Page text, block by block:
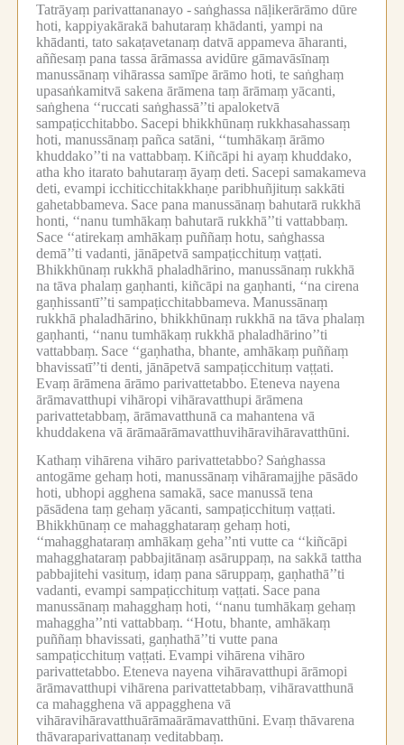
Tatrāyaṃ parivattananayo -saṅghassa nāḷikerārāmo dūre
hoti, kappiyakārakā bahutaraṃ khādanti, yampi na
khādanti, tato sakaṭavetanaṃ datvā appameva āharanti,
aññesaṃ pana tassa ārāmassa avidūre gāmavāsīnaṃ
manussānaṃ vihārassa samīpe ārāmo hoti, te saṅghaṃ
upasaṅkamitvā sakena ārāmena taṃ ārāmaṃ yācanti,
saṅghena ‘‘ruccati saṅghassā’’ti apaloketvā
sampaṭicchitabbo. Sacepi bhikkhūnaṃ rukkhasahassaṃ
hoti, manussānaṃ pañca satāni, ‘‘tumhākaṃ ārāmo
khuddako’’ti na vattabbaṃ. Kiñcāpi hi ayaṃ khuddako,
atha kho itarato bahutaraṃ āyaṃ deti. Sacepi samakameva
deti, evampi icchiticchitakkhaṇe paribhuñjituṃ sakkāti
gahetabbameva. Sace pana manussānaṃ bahutarā rukkhā
honti, ‘‘nanu tumhākaṃ bahutarā rukkhā’’ti vattabbaṃ.
Sace ‘‘atirekaṃ amhākaṃ puññaṃ hotu, saṅghassa
demā’’ti vadanti, jānāpetvā sampaṭicchituṃ vaṭṭati.
Bhikkhūnaṃ rukkhā phaladhārino, manussānaṃ rukkhā
na tāva phalaṃ gaṇhanti, kiñcāpi na gaṇhanti, ‘‘na cirena
gaṇhissantī’’ti sampaṭicchitabbameva. Manussānaṃ
rukkhā phaladhārino, bhikkhūnaṃ rukkhā na tāva phalaṃ
gaṇhanti, ‘‘nanu tumhākaṃ rukkhā phaladhārino’’ti
vattabbaṃ. Sace ‘‘gaṇhatha, bhante, amhākaṃ puññaṃ
bhavissatī’’ti denti, jānāpetvā sampaṭicchituṃ vaṭṭati.
Evaṃ ārāmena ārāmo parivattetabbo. Eteneva nayena
ārāmavatthupi vihāropi vihāravatthupi ārāmena
parivattetabbaṃ, ārāmavatthunā ca mahantena vā
khuddakena vā ārāmaārāmavatthuvihāravihāravatthūni.
Kathaṃ vihārena vihāro parivattetabbo? Saṅghassa
antogāme gehaṃ hoti, manussānaṃ vihāramajjhe pāsādo
hoti, ubhopi agghena samakā, sace manussā tena
pāsādena taṃ gehaṃ yācanti, sampaṭicchituṃ vaṭṭati.
Bhikkhūnaṃ ce mahagghataraṃ gehaṃ hoti,
‘‘mahagghataraṃ amhākaṃ geha’’nti vutte ca ‘‘kiñcāpi
mahagghataraṃ pabbajitānaṃ asāruppaṃ, na sakkā tattha
pabbajitehi vasituṃ, idaṃ pana sāruppaṃ, gaṇhathā’’ti
vadanti, evampi sampaṭicchituṃ vaṭṭati. Sace pana
manussānaṃ mahagghaṃ hoti, ‘‘nanu tumhākaṃ gehaṃ
mahaggha’’nti vattabbaṃ. ‘‘Hotu, bhante, amhākaṃ
puññaṃ bhavissati, gaṇhathā’’ti vutte pana
sampaṭicchituṃ vaṭṭati. Evampi vihārena vihāro
parivattetabbo. Eteneva nayena vihāravatthupi ārāmopi
ārāmavatthupi vihārena parivattetabbaṃ, vihāravatthunā
ca mahagghena vā appagghena vā
vihāravihāravatthuārāmaārāmavatthūni. Evaṃ thāvarena
thāvaraparivattanaṃ veditabbaṃ.